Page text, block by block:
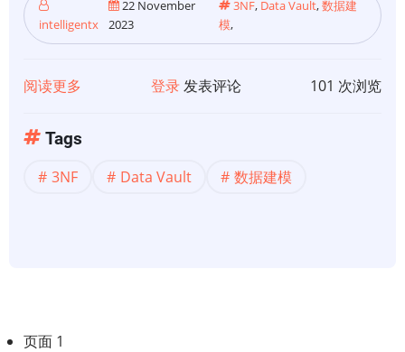
及
intelligentx
22 November
2023
3NF, Data Vault,数据建
模,
阅读更多 登录发表评论 101 次浏览
Tags
3NF Data Vault 数据建模
分页面 1